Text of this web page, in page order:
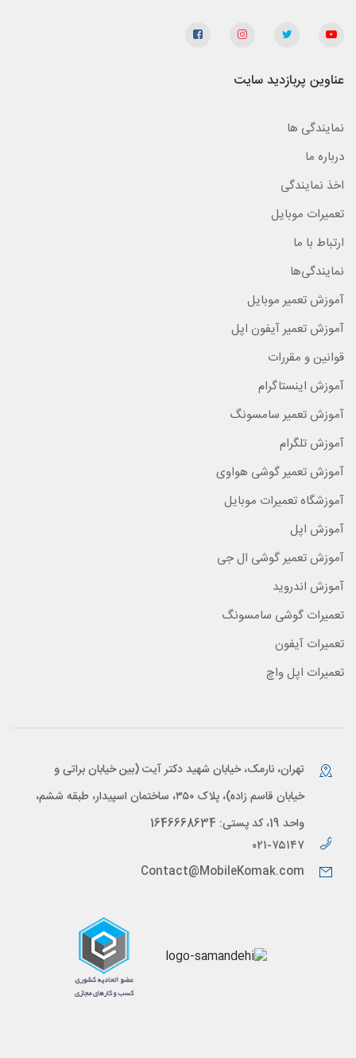
عناوین پربازدید سایت
نمایندگی ها
درباره ما
اخذ نمایندگی
تعمیرات موبایل
ارتباط با ما
نمایندگی‌ها
آموزش تعمیر موبایل
آموزش تعمیر آیفون اپل
قوانین و مقررات
آموزش اینستاگرام
آموزش تعمیر سامسونگ
آموزش تلگرام
آموزش تعمیر گوشی هواوی
آموزشگاه تعمیرات موبایل
آموزش اپل
آموزش تعمیر گوشی ال جی
آموزش اندروید
تعمیرات گوشی سامسونگ
تعمیرات آیفون
تعمیرات اپل واچ
تهران، نارمک، خیابان شهید دکتر آیت (بین خیابان براتی و
خیابان قاسم زاده)، پلاک ۳۵۰، ساختمان اسپیدار، طبقه ششم،
واحد 19، کد پستی: 1646668634
۰۲۱-۷۵۱۴۷
Contact@MobileKomak.com